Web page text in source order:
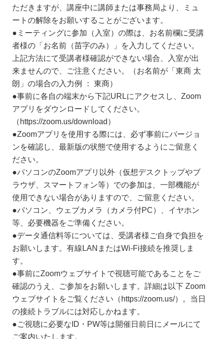
ただきますが、講座中に講師または事務局より、ミュ
ートの解除をお願いすることがございます。
●ミーティングに参加（入室）の際は、お名前欄に受講
者様の「お名前（苗字のみ）」を入力してください。
上記方法にて受講者様確認ができない場合、入室が出
来ませんので、ご注意ください。（お名前が「東商 太
朗」の場合の入力例 ： 東商）
●事前に各自の端末から下記URLにアクセスし、Zoom
アプリをダウンロードしてください。
（https://zoom.us/download）
●Zoomアプリを使用する際には、必ず事前にバージョ
ンを確認し、最新版の状態で使用するようにご留意く
ださい。
●パソコンのZoomアプリ以外（仮想デスクトップやブ
ラウザ、スマートフォン等）での参加は、一部機能が
使用できない場合がありますので、ご留意ください。
●パソコン、ウェブカメラ（カメラ付PC）、イヤホン
等、必要機器をご準備ください。
●データ通信料等については、受講者様ご自身で負担を
お願いします。有線LANまたはWi-Fi接続を推奨しま
す。
●事前にZoomウェブサイトで視聴可能であることをご
確認のうえ、ご参加をお願いします。詳細は以下 Zoom
ウェブサイトをご覧ください（https://zoom.us/）。当日
の接続トラブルには対応しかねます。
●ご視聴に必要なID・PW等は開催日前日にメールにて
ご案内いたします。